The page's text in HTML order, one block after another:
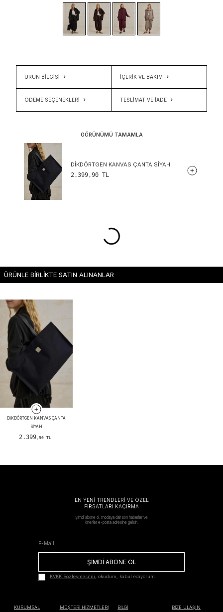
ÜRÜN BİLGİSİ İÇERIK VE BAKIM
ÖDEME SEÇENEKLERI TESLIMAT VE İADE
GÖRÜNÜMÜ TAMAMLA
DIKDÖRTGEN KANVAS ÇANTA SIYAH
2.399,90 TL
ÜRÜNLE BİRLİKTE SATIN ALINANLAR
DIKDÖRTGEN KANVAS ÇANTA
SIYAH
2.399 ,90 TL
EN YENİ TRENDLERİ VE ÖZEL
FIRSATLARI KAÇIRMA
Şimdi abone ol, modaya dair son haberler ve
öneriler e-posta adresine gelsin.
ŞİMDİ ABONE OL
KVKK Sözleşmesi'ni, okudum, kabul ediyorum.
KURUMSAL MÜŞTERİ HİZMETLERİ BİLGİ BİZE ULAŞIN